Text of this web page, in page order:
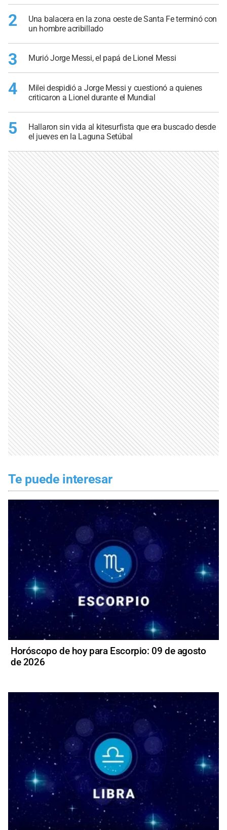
2
Una balacera en la zona oeste de Santa Fe terminó con
un hombre acribillado
3 Murió Jorge Messi, el papá de Lionel Messi
4
Milei despidió a Jorge Messi y cuestionó a quienes
criticaron a Lionel durante el Mundial
5
Hallaron sin vida al kitesurfista que era buscado desde
el jueves en la Laguna Setúbal
Te puede interesar
Horóscopo de hoy para Escorpio: 09 de agosto
de 2026